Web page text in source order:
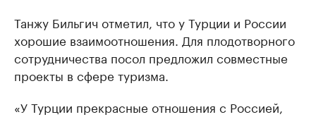
Танжу Бильгич отметил, что у Турции и России
хорошие взаимоотношения. Для плодотворного
сотрудничества посол предложил совместные
проекты в сфере туризма.
«У Турции прекрасные отношения с Россией,